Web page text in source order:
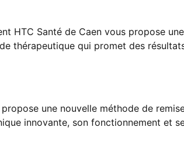
HTC Santé de Caen vous propose
thérapeutique qui promet des
une nouvelle méthode de
innovante, son fonctionnement et